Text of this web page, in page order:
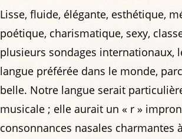
Lisse, fluide, élégante, esthétique,
poétique, charismatique, sexy,
plusieurs sondages internationaux,
langue préférée dans le monde,
belle. Notre langue serait
musicale ; elle aurait un « r »
consonnances nasales charmantes